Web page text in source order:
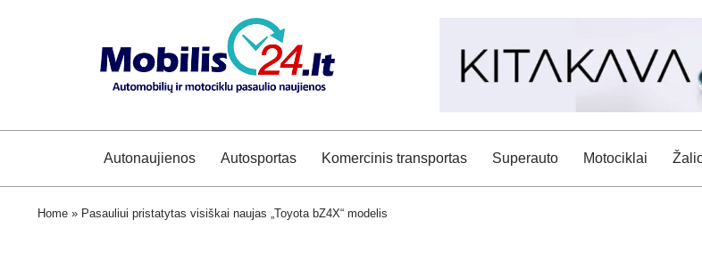
Autonaujienos Autosportas Komercinis transportas Superauto Motociklai
Home » Pasauliui pristatytas visiškai naujas „Toyota bZ4X“ modelis